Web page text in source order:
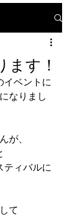
ます！
イベントに
なりまし
が、
ティバルに
て